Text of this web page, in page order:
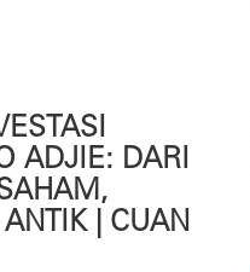
ADJIE: DARI
| CUAN